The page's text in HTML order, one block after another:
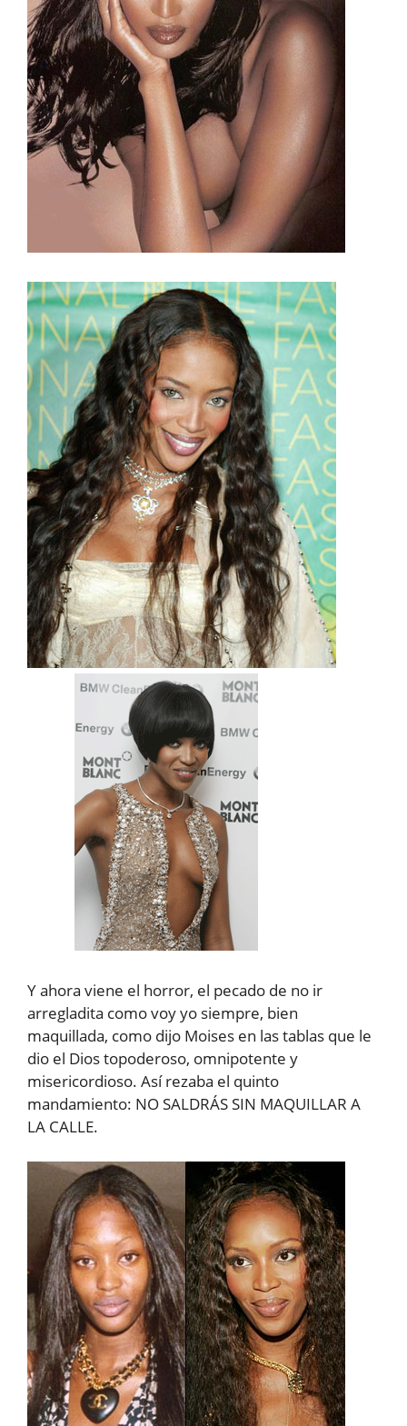
Y ahora viene el horror, el pecado de no ir
arregladita como voy yo siempre, bien
maquillada, como dijo Moises en las tablas que le
dio el Dios topoderoso, omnipotente y
misericordioso. Así rezaba el quinto
mandamiento: NO SALDRÁS SIN MAQUILLAR A
LA CALLE.